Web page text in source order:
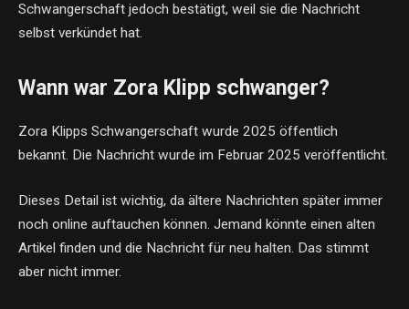
Schwangerschaft jedoch bestätigt, weil sie die Nachricht
selbst verkündet hat.
Wann war Zora Klipp schwanger?
Zora Klipps Schwangerschaft wurde 2025 öffentlich
bekannt. Die Nachricht wurde im Februar 2025 veröffentlicht.
Dieses Detail ist wichtig, da ältere Nachrichten später immer
noch online auftauchen können. Jemand könnte einen alten
Artikel finden und die Nachricht für neu halten. Das stimmt
aber nicht immer.